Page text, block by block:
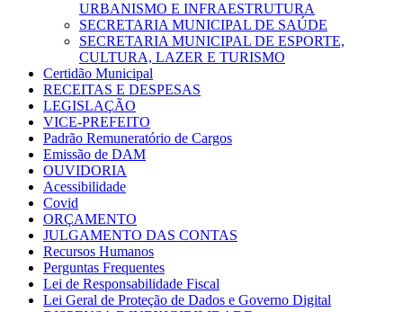
URBANISMO E INFRAESTRUTURA
SECRETARIA MUNICIPAL DE SAÚDE
SECRETARIA MUNICIPAL DE ESPORTE,
CULTURA, LAZER E TURISMO
Certidão Municipal
RECEITAS E DESPESAS
LEGISLAÇÃO
VICE-PREFEITO
Padrão Remuneratório de Cargos
Emissão de DAM
OUVIDORIA
Acessibilidade
Covid
ORÇAMENTO
JULGAMENTO DAS CONTAS
Recursos Humanos
Perguntas Frequentes
Lei de Responsabilidade Fiscal
Lei Geral de Proteção de Dados e Governo Digital